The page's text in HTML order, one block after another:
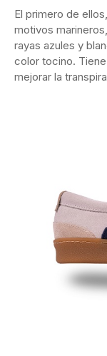
El primero de ellos,
motivos
rayas azules y
color tocino.
mejorar la